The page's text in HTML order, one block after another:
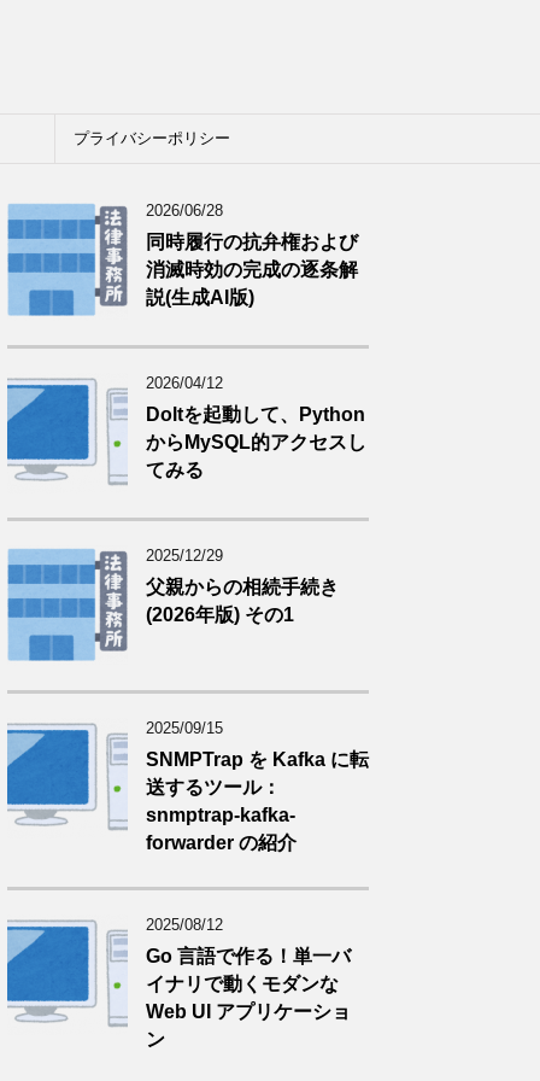
プライバシーポリシー
2026/06/28
同時履行の抗弁権および
消滅時効の完成の逐条解
説(生成AI版)
2026/04/12
Doltを起動して、Python
からMySQL的アクセスし
てみる
2025/12/29
父親からの相続手続き
(2026年版) その1
2025/09/15
SNMPTrap を Kafka に転
送するツール：
snmptrap-kafka-
forwarder の紹介
2025/08/12
Go 言語で作る！単一バ
イナリで動くモダンな
Web UI アプリケーショ
ン